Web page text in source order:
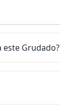
este Grudado?